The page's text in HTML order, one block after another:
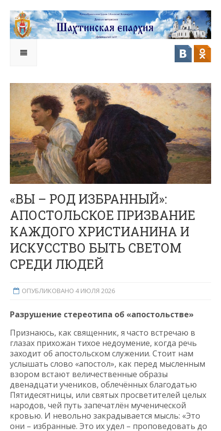
«ВЫ – РОД ИЗБРАННЫЙ»:
АПОСТОЛЬСКОЕ ПРИЗВАНИЕ
КАЖДОГО ХРИСТИАНИНА И
ИСКУССТВО БЫТЬ СВЕТОМ
СРЕДИ ЛЮДЕЙ
ОПУБЛИКОВАНО 4 ИЮЛЯ 2026
Разрушение стереотипа об «апостольстве»
Признаюсь, как священник, я часто встречаю в
глазах прихожан тихое недоумение, когда речь
заходит об апостольском служении. Стоит нам
услышать слово «апостол», как перед мысленным
взором встают величественные образы
двенадцати учеников, облечённых благодатью
Пятидесятницы, или святых просветителей целых
народов, чей путь запечатлён мученической
кровью. И невольно закрадывается мысль: «Это
они – избранные. Это их удел – проповедовать до